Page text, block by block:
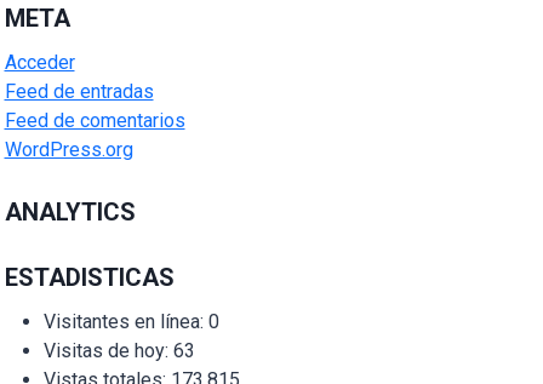
META
Acceder
Feed de entradas
Feed de comentarios
WordPress.org
ANALYTICS
ESTADISTICAS
Visitantes en línea: 0
Visitas de hoy: 63